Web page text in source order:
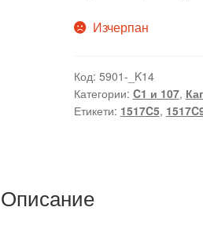
Изчерпан
Код: 5901-_K14
Категории: C1 и 107,
Етикети: 1517C5,
Описание